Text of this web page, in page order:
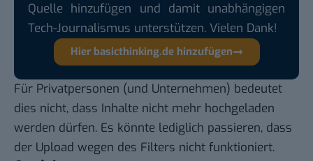
Quelle hinzufügen und damit unabhängigen
Tech-Journalismus unterstützen. Vielen Dank!
Hier basicthinking.de hinzufügen
Für Privatpersonen (und Unternehmen) bedeutet
dies nicht, dass Inhalte nicht mehr hochgeladen
werden dürfen. Es könnte lediglich passieren, dass
der Upload wegen des Filters nicht funktioniert.